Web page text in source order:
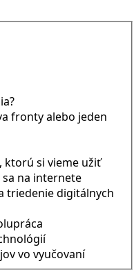
fronty alebo jeden
ktorú si vieme užiť
na internete
triedenie digitálnych
vo vyučovaní